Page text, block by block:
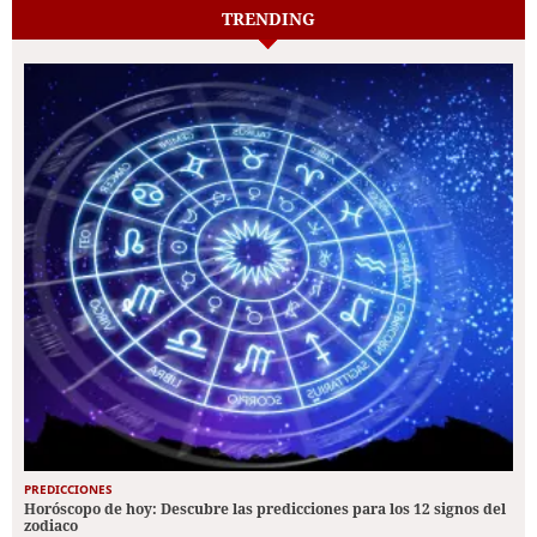
TRENDING
PREDICCIONES
Horóscopo de hoy: Descubre las predicciones para los 12 signos del
zodiaco